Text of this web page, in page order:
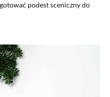
podest sceniczny do